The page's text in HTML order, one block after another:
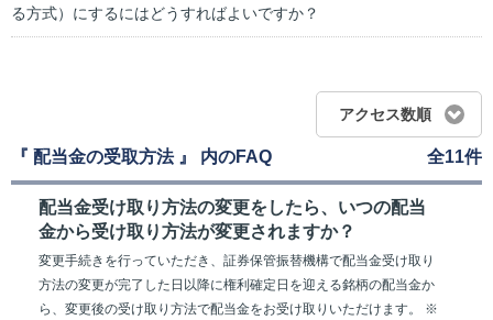
る方式）にするにはどうすればよいですか？
アクセス数順
『 配当金の受取方法 』 内のFAQ 全11件
配当金受け取り方法の変更をしたら、いつの配当
金から受け取り方法が変更されますか？
変更手続きを行っていただき、証券保管振替機構で配当金受け取り
方法の変更が完了した日以降に権利確定日を迎える銘柄の配当金か
ら、変更後の受け取り方法で配当金をお受け取りいただけます。 ※